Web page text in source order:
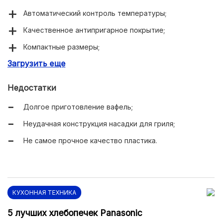
Автоматический контроль температуры;
Качественное антипригарное покрытие;
Компактные размеры;
Равномерное пропекание.
Загрузить еще
Недостатки
Долгое приготовление вафель;
Неудачная конструкция насадки для гриля;
Не самое прочное качество пластика.
КУХОННАЯ ТЕХНИКА
5 лучших хлебопечек Panasonic